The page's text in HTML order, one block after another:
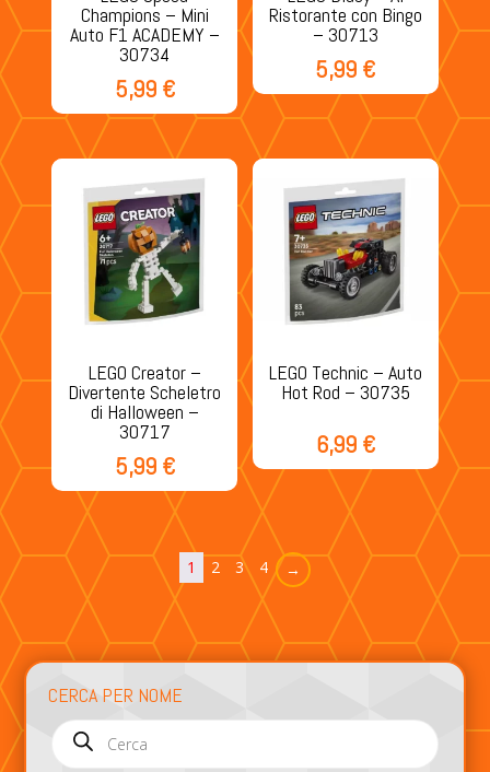
Champions – Mini
Auto F1 ACADEMY –
30734
5,99 €
Ristorante con Bingo
– 30713
5,99 €
LEGO Creator –
Divertente Scheletro
di Halloween –
30717
5,99 €
LEGO Technic – Auto
Hot Rod – 30735
6,99 €
1 2 3 4 →
CERCA PER NOME
Products
search